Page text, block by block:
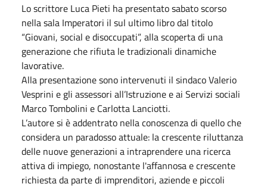
Lo scrittore Luca Pieti ha presentato sabato scorso
nella sala Imperatori il sul ultimo libro dal titolo
“Giovani, social e disoccupati”, alla scoperta di una
generazione che rifiuta le tradizionali dinamiche
lavorative.
Alla presentazione sono intervenuti il sindaco Valerio
Vesprini e gli assessori all’Istruzione e ai Servizi sociali
Marco Tombolini e Carlotta Lanciotti.
L’autore si è addentrato nella conoscenza di quello che
considera un paradosso attuale: la crescente riluttanza
delle nuove generazioni a intraprendere una ricerca
attiva di impiego, nonostante l'affannosa e crescente
richiesta da parte di imprenditori, aziende e piccoli